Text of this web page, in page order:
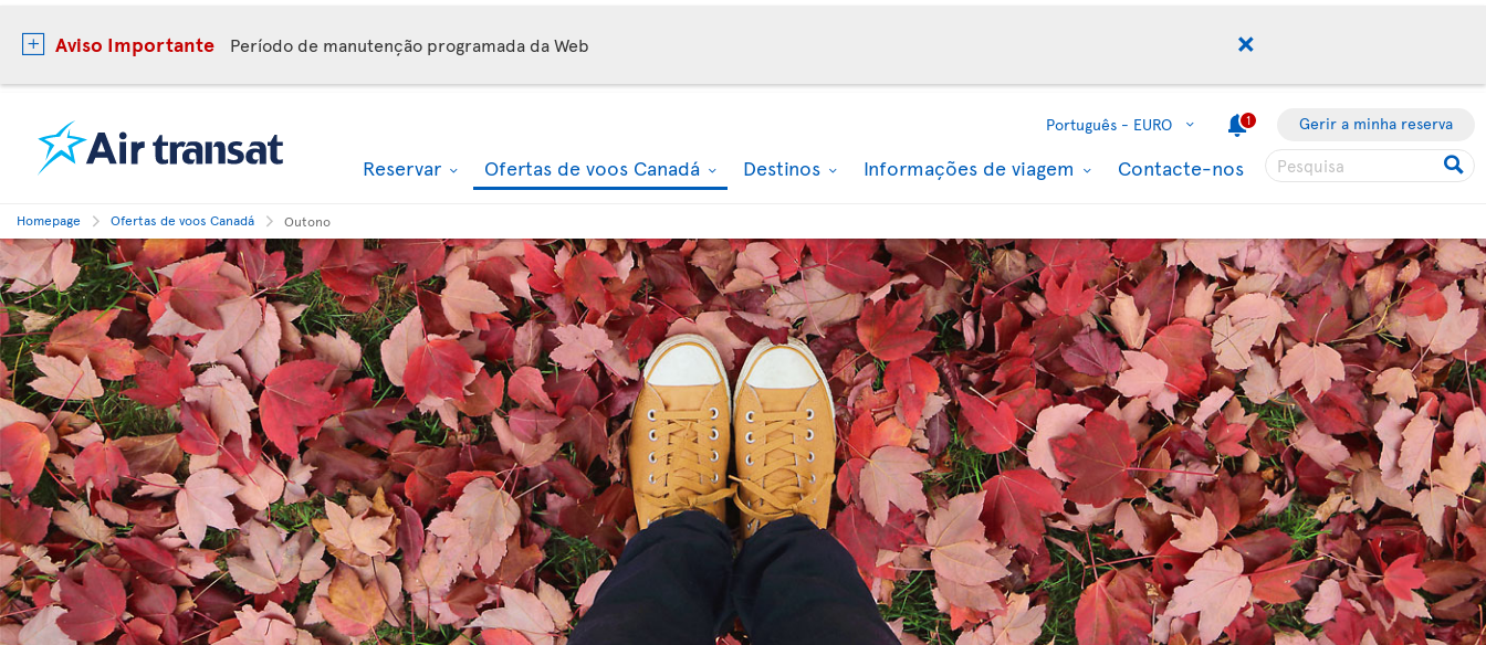
Aviso Importante Período de manutenção programada da Web
Português - EURO 1 Gerir a minha reserva
Reservar Ofertas de voos Canadá Destinos Informações de viagem Contacte-nos
Homepage Ofertas de voos Canadá Outono